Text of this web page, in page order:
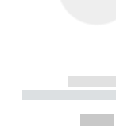
-----------